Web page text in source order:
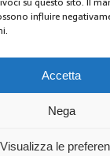
influire
Accetta
Nega
Visualizza le
in licenza con i